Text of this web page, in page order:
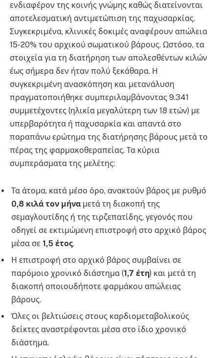
ενδιαφέρον της κοινής γνώμης καθώς διατείνονται
αποτελεσματική αντιμετώπιση της παχυσαρκίας.
Συγκεκριμένα, κλινικές δοκιμές αναφέρουν απώλεια
15-20% του αρχικού σωματικού βάρους. Ωστόσο, τα
στοιχεία για τη διατήρηση των απολεσθέντων κιλών
έως σήμερα δεν ήταν πολύ ξεκάθαρα. Η
συγκεκριμένη ανασκόπηση και μετανάλυση
πραγματοποιήθηκε συμπεριλαμβάνοντας 9.341
συμμετέχοντες (ηλικία μεγαλύτερη των 18 ετών) με
υπερβαρότητα ή παχυσαρκία και απαντά στο
παραπάνω ερώτημα της διατήρησης βάρους μετά το
πέρας της φαρμακοθεραπείας. Τα κύρια
συμπεράσματα της μελέτης:
Τα άτομα, κατά μέσο όρο, ανακτούν βάρος με ρυθμό
0,8 κιλά τον μήνα μετά τη διακοπή της
σεμαγλουτίδης ή της τιρζεπατίδης, γεγονός που
οδηγεί σε εκτιμώμενη επιστροφή στο αρχικό βάρος
μέσα σε 1,5 έτος.
Η επιστροφή στο αρχικό βάρος συμβαίνει σε
παρόμοιο χρονικό διάστημα (1,7 έτη) και μετά τη
διακοπή οποιουδήποτε φαρμάκου απώλειας
βάρους.
Όλες οι βελτιώσεις στους καρδιομεταβολικούς
δείκτες αναστρέφονται μέσα στο ίδιο χρονικό
διάστημα.